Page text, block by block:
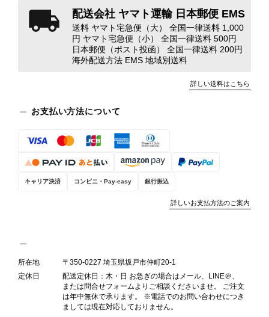
た以上に素敵なお品でした」とのお言
葉をいただき、スタッフ一同とても嬉
しく、何よりの励みになります。 ぜ
ひこちらの商品を末永くご愛用いただ
商品やご不明な点などございました
い。 またご縁がございましたら、ぜ
VintageShop solo
PRADA プラダ VITELLO PHENIX ショルダーバッグ ブラウン ロゴ レザー 2WAY BL0805 vintage ヴィンテージ オールド 2rpjby
PRADA プラダ 財布 ブラック レザー サフィアーノ vintage ヴィンテージ オールド darw4w
2026/07/16
配送会社 ヤマト運輸 日本郵便 EMS
送料 ヤマト宅急便（大） 全国一律送料 1,000
円 ヤマト宅急便（小） 全国一律送料 500円
日本郵便（ポスト投函） 全国一律送料 200円
海外配送方法 EMS 地域別送料
詳しい送料はこちら
お支払い方法について
キャリア決済 コンビニ・Pay-easy 銀行振込
詳しいお支払方法のご案内
所在地
〒350-0227 埼玉県坂戸市仲町20-1
定休日
配送定休日：木・日 お急ぎの場合はメール、LINE＠、
または問合せフォームよりご相談くださいませ。 ご注文
は年中無休で承ります。 ※電話でのお問い合わせにつき
ましては現在対応しておりません。